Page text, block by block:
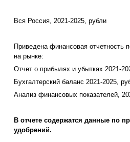
Вся Россия, 2021-2025, рубли
Приведена финансовая отчетность
на рынке:
Отчет о прибылях и убытках 2021-
Бухгалтерский баланс 2021-2025,
Анализ финансовых показателей,
В отчете содержатся данные по
удобрений.